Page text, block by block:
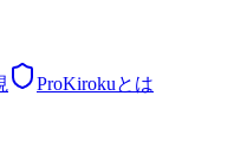
ProKirokuとは